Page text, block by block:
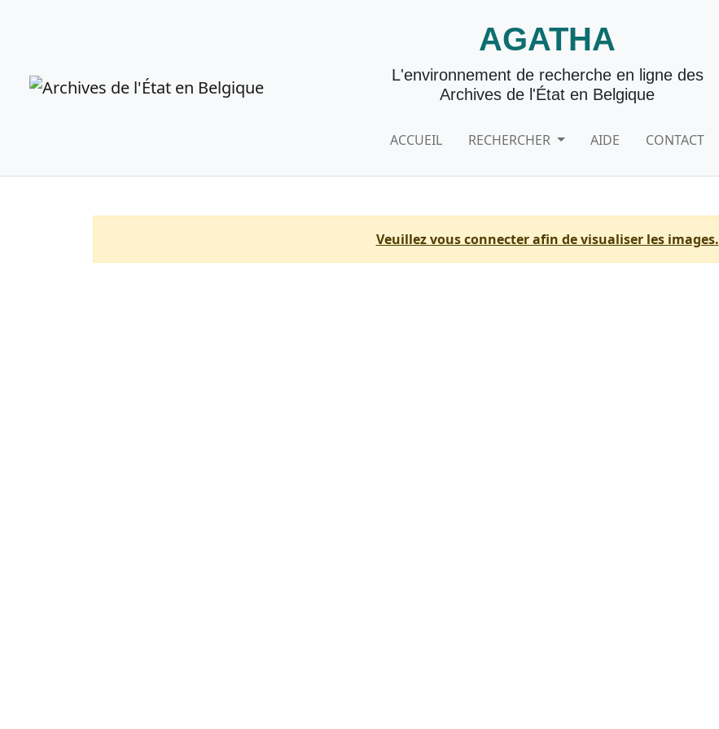
AGATHA
L'environnement de recherche en ligne des
Archives de l'État en Belgique
ACCUEIL RECHERCHER AIDE CONTACT
Veuillez vous connecter afin de visualiser les images.